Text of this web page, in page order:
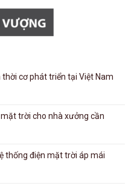
cơ phát triển tại Việt Nam
trời cho nhà xưởng cần
thống điện mặt trời áp mái